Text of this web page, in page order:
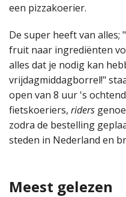
een pizzakoerier.
De super heeft van alles;
fruit naar ingrediënten
alles dat je nodig kan
vrijdagmiddagborrel!"
open van 8 uur 's
fietskoeriers, riders
zodra de bestelling
steden in Nederland en
Meest gelezen